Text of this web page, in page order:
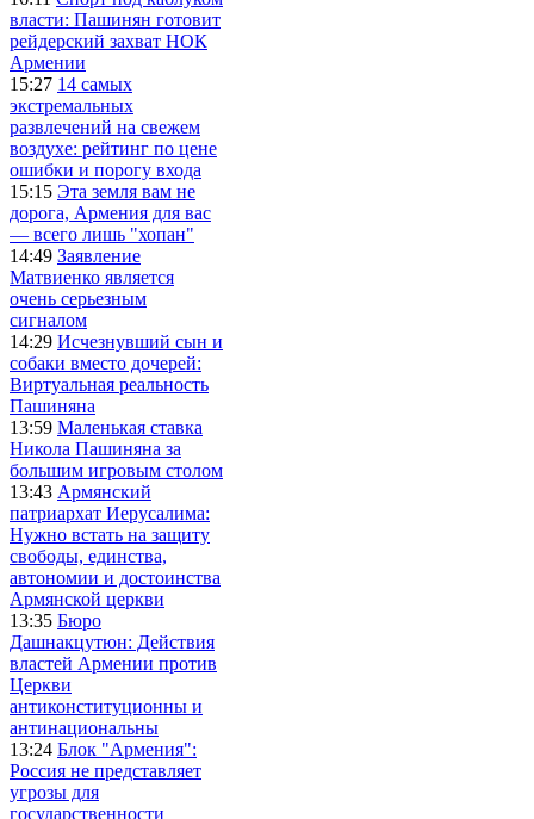
власти: Пашинян готовит
рейдерский захват НОК
Армении
15:27 14 самых
экстремальных
развлечений на свежем
воздухе: рейтинг по цене
ошибки и порогу входа
15:15 Эта земля вам не
дорога, Армения для вас
— всего лишь "хопан"
14:49 Заявление
Матвиенко является
очень серьезным
сигналом
14:29 Исчезнувший сын и
собаки вместо дочерей:
Виртуальная реальность
Пашиняна
13:59 Маленькая ставка
Никола Пашиняна за
большим игровым столом
13:43 Армянский
патриархат Иерусалима:
Нужно встать на защиту
свободы, единства,
автономии и достоинства
Армянской церкви
13:35 Бюро
Дашнакцутюн: Действия
властей Армении против
Церкви
антиконституционны и
антинациональны
13:24 Блок "Армения":
Россия не представляет
угрозы для
государственности